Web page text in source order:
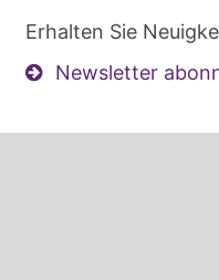
Erhalten Sie
Newsletter